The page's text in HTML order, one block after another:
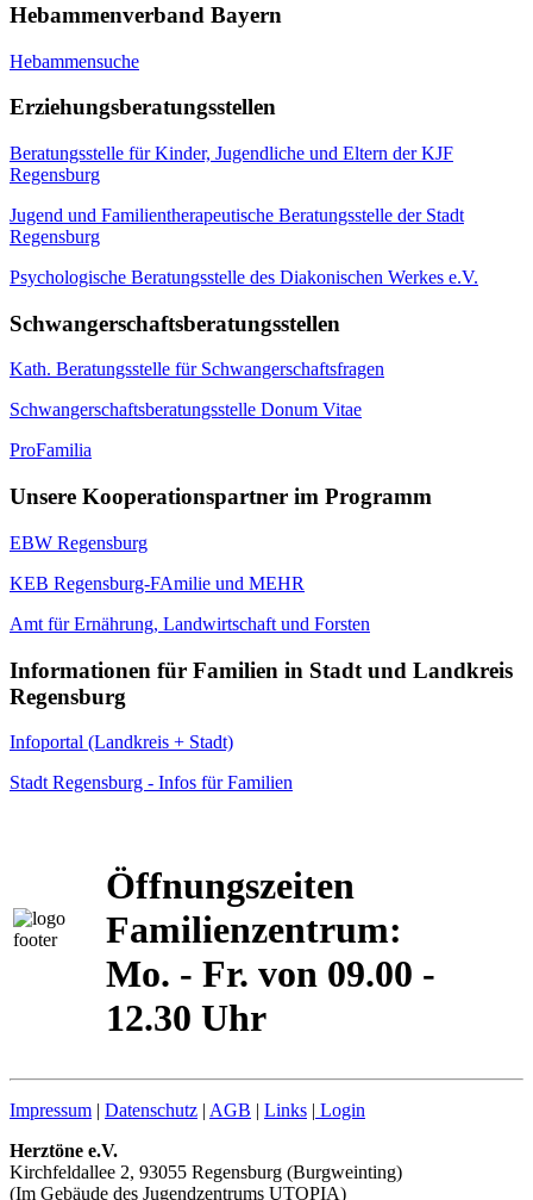
Hebammenverband Bayern
Hebammensuche
Erziehungsberatungsstellen
Beratungsstelle für Kinder, Jugendliche und Eltern der KJF
Regensburg
Jugend und Familientherapeutische Beratungsstelle der Stadt
Regensburg
Psychologische Beratungsstelle des Diakonischen Werkes e.V.
Schwangerschaftsberatungsstellen
Kath. Beratungsstelle für Schwangerschaftsfragen
Schwangerschaftsberatungsstelle Donum Vitae
ProFamilia
Unsere Kooperationspartner im Programm
EBW Regensburg
KEB Regensburg-FAmilie und MEHR
Amt für Ernährung, Landwirtschaft und Forsten
Informationen für Familien in Stadt und Landkreis
Regensburg
Infoportal (Landkreis + Stadt)
Stadt Regensburg - Infos für Familien
Öffnungszeiten
Familienzentrum:
Mo. - Fr. von 09.00 -
12.30 Uhr
Impressum | Datenschutz | AGB | Links | Login
Herztöne e.V.
Kirchfeldallee 2, 93055 Regensburg (Burgweinting)
(Im Gebäude des Jugendzentrums UTOPIA)